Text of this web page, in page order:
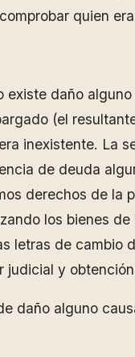
quien
existe daño
(el
inexistente. La
de deuda
derechos de la
los bienes
letras de cambio
judicial y
daño alguno